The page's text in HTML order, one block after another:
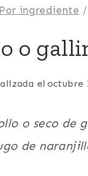
Por ingrediente /
o
el octubre
o seco de
de